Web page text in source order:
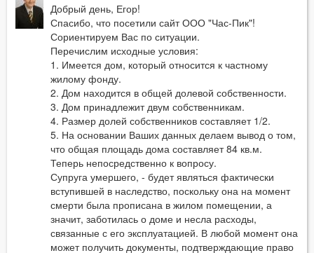
Добрый день, Егор!
Спасибо, что посетили сайт ООО "Час-Пик"!
Сориентируем Вас по ситуации.
Перечислим исходные условия:
1. Имеется дом, который относится к частному
жилому фонду.
2. Дом находится в общей долевой собственности.
3. Дом принадлежит двум собственникам.
4. Размер долей собственников составляет 1/2.
5. На основании Ваших данных делаем вывод о том,
что общая площадь дома составляет 84 кв.м.
Теперь непосредственно к вопросу.
Супруга умершего, - будет являться фактически
вступившей в наследство, поскольку она на момент
смерти была прописана в жилом помещении, а
значит, заботилась о доме и несла расходы,
связанные с его эксплуатацией. В любой момент она
может получить документы, подтверждающие право